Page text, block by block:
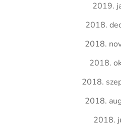
2019.
2018.
2018.
2018.
2018.
2018.
2018.